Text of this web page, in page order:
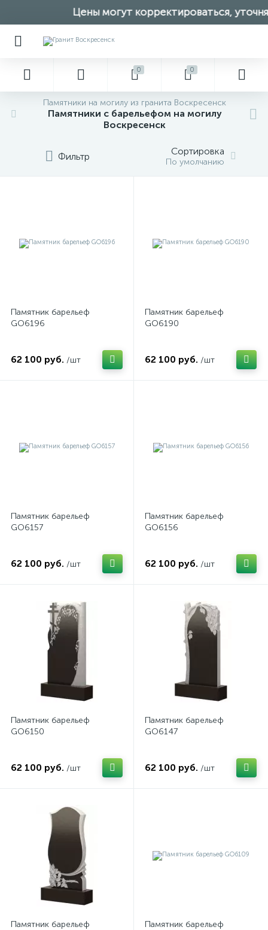
Цены могут корректироваться,
0 0
Памятники на могилу из гранита Воскресенск
Памятники с барельефом на могилу
Воскресенск
Фильтр Сортировка
По умолчанию
Памятник барельеф
GO6196
62 100 руб. /шт
Памятник барельеф
GO6190
62 100 руб. /шт
Памятник барельеф
GO6157
62 100 руб. /шт
Памятник барельеф
GO6156
62 100 руб. /шт
Памятник барельеф
GO6150
62 100 руб. /шт
Памятник барельеф
GO6147
62 100 руб. /шт
Памятник барельеф
Памятник барельеф